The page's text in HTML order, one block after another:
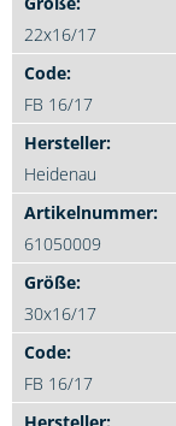
22x16/17
FB 16/17
Heidenau
61050009
30x16/17
FB 16/17